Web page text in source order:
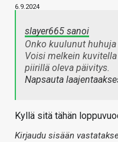
6.9.2024
slayer665 sanoi
Onko kuulunut
Voisi melkein
piirillä oleva päivitys.
Napsauta
Kyllä sitä tähän
Kirjaudu sisään